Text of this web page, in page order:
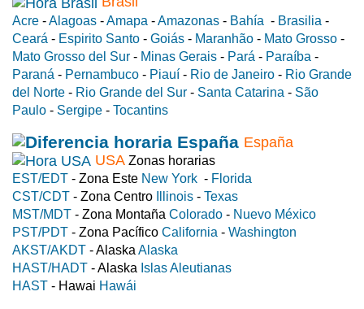
Acre -Alagoas -Amapa -Amazonas - Bahía - Brasilia -
Ceará - Espirito Santo - Goiás - Maranhão - Mato Grosso -
Mato Grosso del Sur - Minas Gerais - Pará - Paraíba -
Paraná - Pernambuco - Piauí - Rio de Janeiro - Rio Grande
del Norte - Rio Grande del Sur - Santa Catarina - São
Paulo - Sergipe - Tocantins
España
USA Zonas horarias
EST/EDT - Zona Este New York - Florida
CST/CDT - Zona Centro Illinois - Texas
MST/MDT - Zona Montaña Colorado - Nuevo México
PST/PDT - Zona Pacífico California - Washington
AKST/AKDT - Alaska Alaska
HAST/HADT - Alaska Islas Aleutianas
HAST - Hawai Hawái